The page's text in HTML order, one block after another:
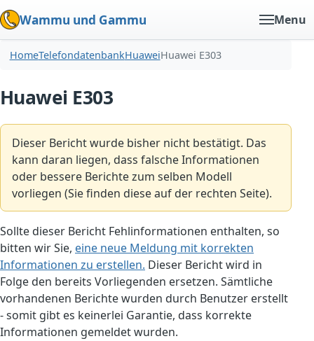
Wammu und Gammu Menu
HomeTelefondatenbankHuaweiHuawei E303
Huawei E303
Dieser Bericht wurde bisher nicht bestätigt. Das
kann daran liegen, dass falsche Informationen
oder bessere Berichte zum selben Modell
vorliegen (Sie finden diese auf der rechten Seite).
Sollte dieser Bericht Fehlinformationen enthalten, so
bitten wir Sie, eine neue Meldung mit korrekten
Informationen zu erstellen. Dieser Bericht wird in
Folge den bereits Vorliegenden ersetzen. Sämtliche
vorhandenen Berichte wurden durch Benutzer erstellt
- somit gibt es keinerlei Garantie, dass korrekte
Informationen gemeldet wurden.